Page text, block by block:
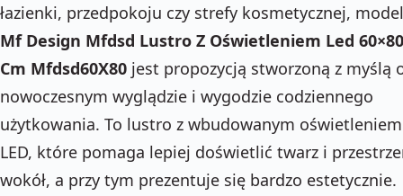
łazienki, przedpokoju czy strefy kosmetycznej, model
Mf Design Mfdsd Lustro Z Oświetleniem Led 60×80
Cm Mfdsd60X80 jest propozycją stworzoną z myślą
nowoczesnym wyglądzie i wygodzie codziennego
użytkowania. To lustro z wbudowanym oświetleniem
LED, które pomaga lepiej doświetlić twarz i
wokół, a przy tym prezentuje się bardzo estetycznie.